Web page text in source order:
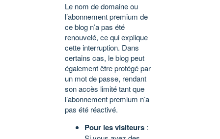
Le nom de domaine ou
l’abonnement premium de
ce blog n’a pas été
renouvelé, ce qui explique
cette interruption. Dans
certains cas, le blog peut
également être protégé par
un mot de passe, rendant
son accès limité tant que
l’abonnement premium n’a
pas été réactivé.
Pour les visiteurs :